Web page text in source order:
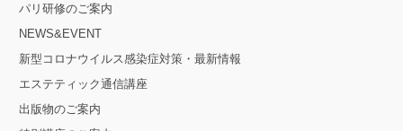
パリ研修のご案内
NEWS&EVENT
新型コロナウイルス感染症対策・最新情報
エステティック通信講座
出版物のご案内